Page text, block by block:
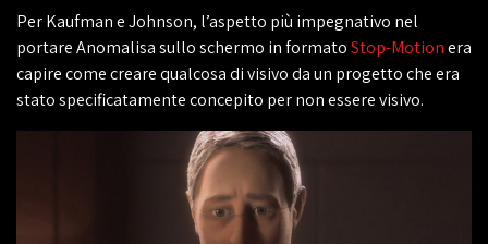
Per Kaufman e Johnson, l’aspetto più impegnativo nel
portare Anomalisa sullo schermo in formatoStop-Motionera
capire come creare qualcosa di visivo da un progetto che era
stato specificatamente concepito per non essere visivo.